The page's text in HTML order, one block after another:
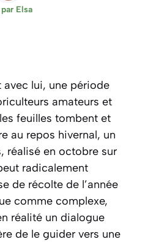
Elsa
avec lui, une période
amateurs et
feuilles tombent et
au repos hivernal, un
réalisé en octobre sur
radicalement
de récolte de l’année
comme complexe,
réalité un dialogue
de le guider vers une